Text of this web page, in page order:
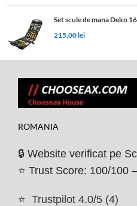
Set scule de mana Deko
215,00lei
ROMANIA
🔒 Website verificat pe
⭐ Trust Score: 100/100
⭐ Trustpilot 4.0/5 (4)